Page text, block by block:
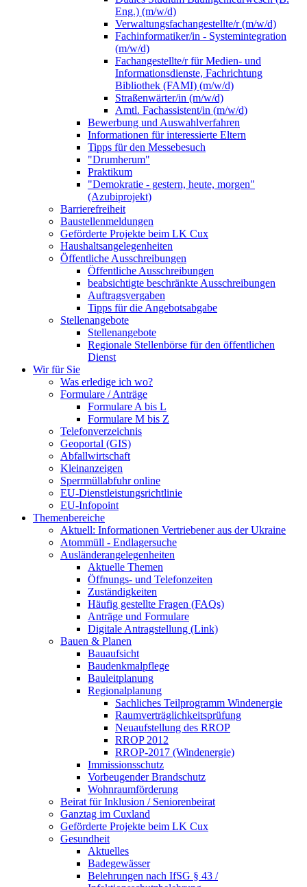
Eng.) (m/w/d)
Verwaltungsfachangestellte/r (m/w/d)
Fachinformatiker/in - Systemintegration
(m/w/d)
Fachangestellte/r für Medien- und
Informationsdienste, Fachrichtung
Bibliothek (FAMI) (m/w/d)
Straßenwärter/in (m/w/d)
Amtl. Fachassistent/in (m/w/d)
Bewerbung und Auswahlverfahren
Informationen für interessierte Eltern
Tipps für den Messebesuch
"Drumherum"
Praktikum
"Demokratie - gestern, heute, morgen"
(Azubiprojekt)
Barrierefreiheit
Baustellenmeldungen
Geförderte Projekte beim LK Cux
Haushaltsangelegenheiten
Öffentliche Ausschreibungen
Öffentliche Ausschreibungen
beabsichtigte beschränkte Ausschreibungen
Auftragsvergaben
Tipps für die Angebotsabgabe
Stellenangebote
Stellenangebote
Regionale Stellenbörse für den öffentlichen
Dienst
Wir für Sie
Was erledige ich wo?
Formulare / Anträge
Formulare A bis L
Formulare M bis Z
Telefonverzeichnis
Geoportal (GIS)
Abfallwirtschaft
Kleinanzeigen
Sperrmüllabfuhr online
EU-Dienstleistungsrichtlinie
EU-Infopoint
Themenbereiche
Aktuell: Informationen Vertriebener aus der Ukraine
Atommüll - Endlagersuche
Ausländerangelegenheiten
Aktuelle Themen
Öffnungs- und Telefonzeiten
Zuständigkeiten
Häufig gestellte Fragen (FAQs)
Anträge und Formulare
Digitale Antragstellung (Link)
Bauen & Planen
Bauaufsicht
Baudenkmalpflege
Bauleitplanung
Regionalplanung
Sachliches Teilprogramm Windenergie
Raumverträglichkeitsprüfung
Neuaufstellung des RROP
RROP 2012
RROP-2017 (Windenergie)
Immissionsschutz
Vorbeugender Brandschutz
Wohnraumförderung
Beirat für Inklusion / Seniorenbeirat
Ganztag im Cuxland
Geförderte Projekte beim LK Cux
Gesundheit
Aktuelles
Badegewässer
Belehrungen nach IfSG § 43 /